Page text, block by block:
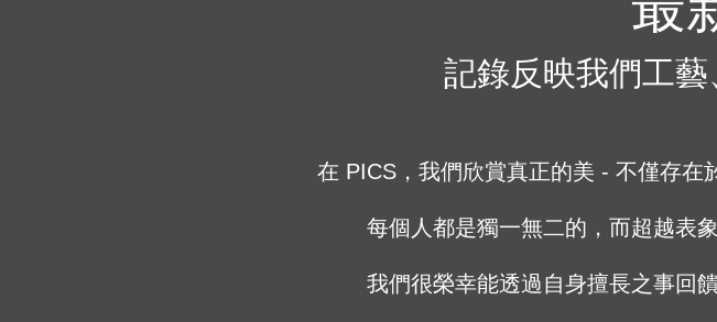
記錄反映我們工
在 PICS，我們欣賞真正的美 - 不僅存在
每個人都是獨一無二的，而超越表
我們很榮幸能透過自身擅長之事回